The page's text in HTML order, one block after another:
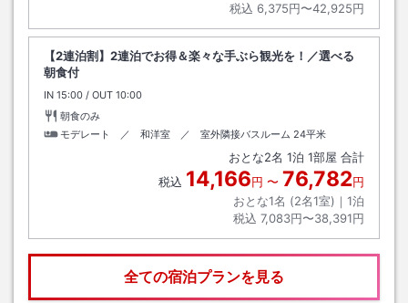
税込 6,375円〜42,925円
【2連泊割】2連泊でお得＆楽々な手ぶら観光を！／選べる
朝食付
IN チェックイン
15:00 / OUT チェックアウト
10:00
朝食のみ
モデレート ／ 和洋室 ／ 室外隣接バスルーム 24平米
おとな2名 1泊 1部屋 合計
税込 14,166円 〜 76,782円
おとな1名 (2名1室)｜ 1泊
税込 7,083円〜38,391円
全ての宿泊プランを見る